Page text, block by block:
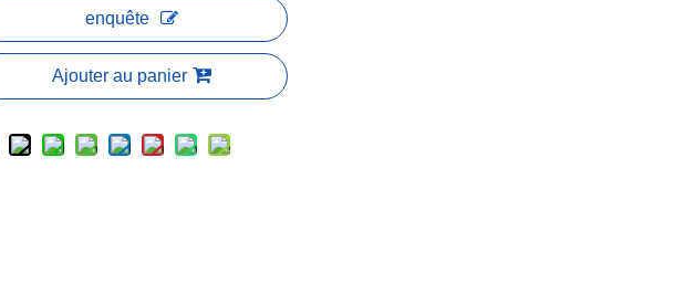
enquête
Ajouter au panier